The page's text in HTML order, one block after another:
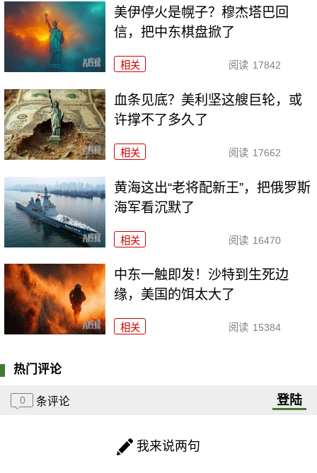
美伊停火是幌子？穆杰塔巴回
信，把中东棋盘掀了
相关 阅读 17842
血条见底？美利坚这艘巨轮，或
许撑不了多久了
相关 阅读 17662
黄海这出“老将配新王”，把俄罗斯
海军看沉默了
相关 阅读 16470
中东一触即发！沙特到生死边
缘，美国的饵太大了
相关 阅读 15384
热门评论
0 条评论 登陆
我来说两句